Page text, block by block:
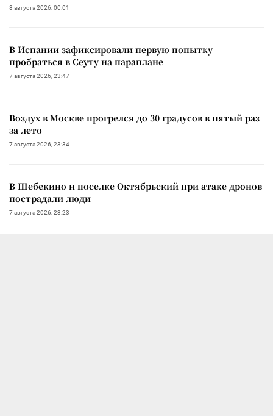
8 августа 2026, 00:01
В Испании зафиксировали первую попытку
пробраться в Сеуту на параплане
7 августа 2026, 23:47
Воздух в Москве прогрелся до 30 градусов в пятый раз
за лето
7 августа 2026, 23:34
В Шебекино и поселке Октябрьский при атаке дронов
пострадали люди
7 августа 2026, 23:23